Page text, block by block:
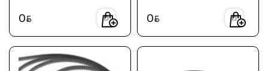
0BYN 0BYN